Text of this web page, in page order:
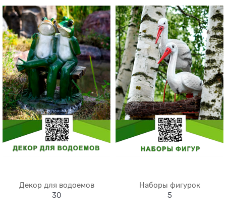
Декор для водоемов
30
Наборы фигурок
5